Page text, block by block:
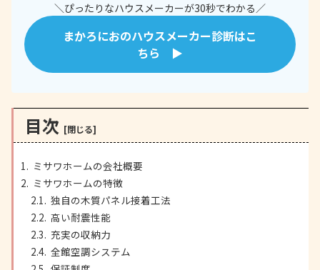
＼ぴったりなハウスメーカーが30秒でわかる／
まかろにおのハウスメーカー診断はこ
ちら ▶
目次
ミサワホームの会社概要
ミサワホームの特徴
独自の木質パネル接着工法
高い耐震性能
充実の収納力
全館空調システム